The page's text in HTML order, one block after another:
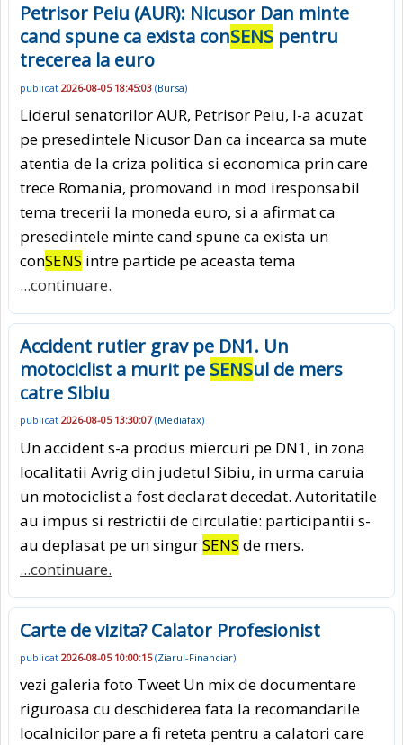
Petrisor Peiu (AUR): Nicusor Dan minte
cand spune ca exista conSENS pentru
trecerea la euro
publicat 2026-08-05 18:45:03 (Bursa)
Liderul senatorilor AUR, Petrisor Peiu, l-a acuzat
pe presedintele Nicusor Dan ca incearca sa mute
atentia de la criza politica si economica prin care
trece Romania, promovand in mod iresponsabil
tema trecerii la moneda euro, si a afirmat ca
presedintele minte cand spune ca exista un
conSENS intre partide pe aceasta tema
...continuare.
Accident rutier grav pe DN1. Un
motociclist a murit pe SENSul de mers
catre Sibiu
publicat 2026-08-05 13:30:07(Mediafax)
Un accident s-a produs miercuri pe DN1, in zona
localitatii Avrig din judetul Sibiu, in urma caruia
un motociclist a fost declarat decedat. Autoritatile
au impus si restrictii de circulatie: participantii s-
au deplasat pe un singurSENS de mers.
...continuare.
Carte de vizita? Calator Profesionist
publicat 2026-08-05 10:00:15(Ziarul-Financiar)
vezi galeria foto Tweet Un mix de documentare
riguroasa cu deschiderea fata la recomandarile
localnicilor pare a fi reteta pentru a calatori care